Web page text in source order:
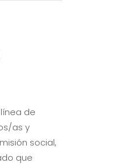
de
as y
social,
que